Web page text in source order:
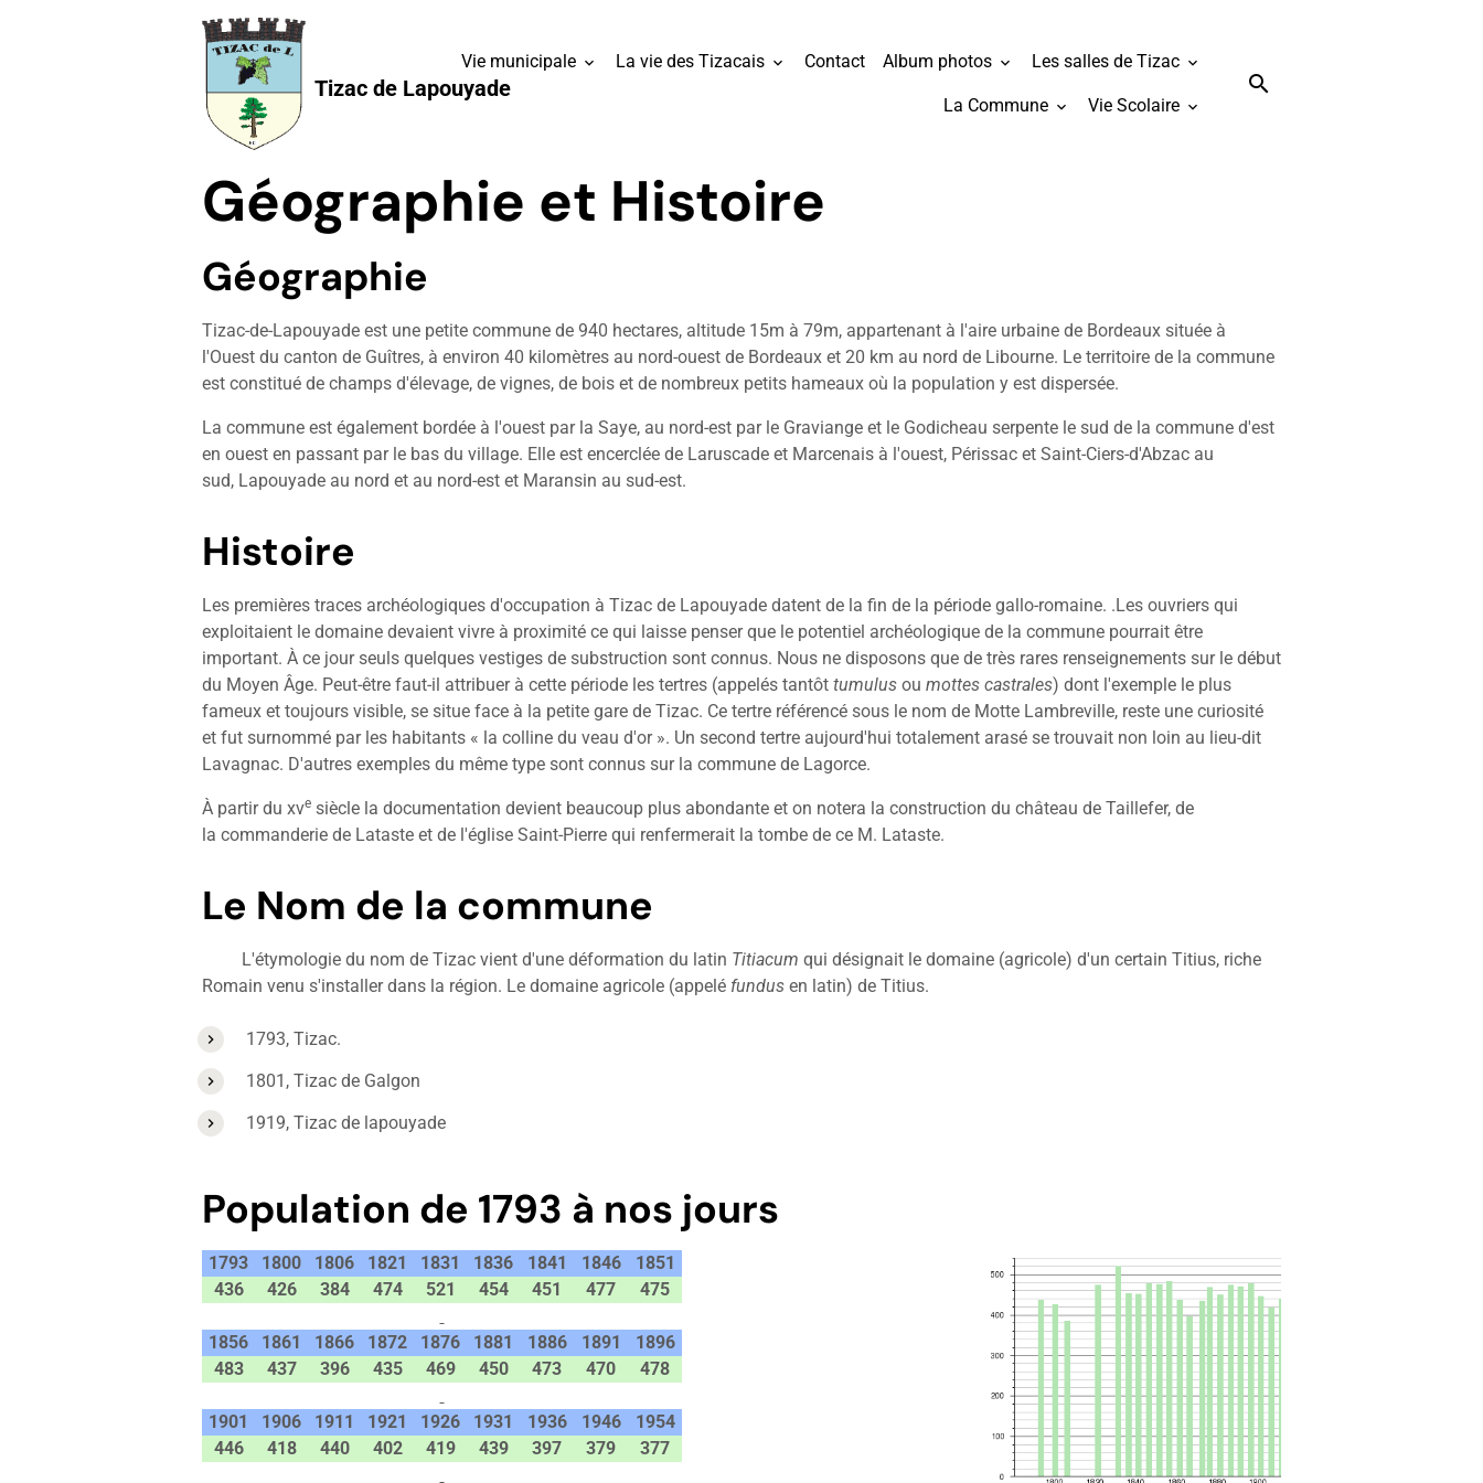
Tizac de Lapouyade
Vie municipale La vie des Tizacais Contact Album photos Les salles de Tizac
La Commune Vie Scolaire
Géographie et Histoire
Géographie
Tizac-de-Lapouyade est une petite commune de 940 hectares, altitude 15m à 79m, appartenant à l'aire urbaine de Bordeaux située à
l'Ouest du canton de Guîtres, à environ 40 kilomètres au nord-ouest de Bordeaux et 20 km au nord de Libourne. Le territoire de la commune
est constitué de champs d'élevage, de vignes, de bois et de nombreux petits hameaux où la population y est dispersée.
La commune est également bordée à l'ouest par la Saye, au nord-est par le Graviange et le Godicheau serpente le sud de la commune d'est
en ouest en passant par le bas du village. Elle est encerclée de Laruscade et Marcenais à l'ouest, Périssac et Saint-Ciers-d'Abzac au
sud, Lapouyade au nord et au nord-est et Maransin au sud-est.
Histoire
Les premières traces archéologiques d'occupation à Tizac de Lapouyade datent de la fin de la période gallo-romaine. .Les ouvriers qui
exploitaient le domaine devaient vivre à proximité ce qui laisse penser que le potentiel archéologique de la commune pourrait être
important. À ce jour seuls quelques vestiges de substruction sont connus. Nous ne disposons que de très rares renseignements sur le début
du Moyen Âge. Peut-être faut-il attribuer à cette période les tertres (appelés tantôt tumulus ou mottes castrales) dont l'exemple le plus
fameux et toujours visible, se situe face à la petite gare de Tizac. Ce tertre référencé sous le nom de Motte Lambreville, reste une curiosité
et fut surnommé par les habitants « la colline du veau d'or ». Un second tertre aujourd'hui totalement arasé se trouvait non loin au lieu-dit
Lavagnac. D'autres exemples du même type sont connus sur la commune de Lagorce.
À partir du xve siècle la documentation devient beaucoup plus abondante et on notera la construction du château de Taillefer, de
la commanderie de Lataste et de l'église Saint-Pierre qui renfermerait la tombe de ce M. Lataste.
Le Nom de la commune
L'étymologie du nom de Tizac vient d'une déformation du latin Titiacum qui désignait le domaine (agricole) d'un certain Titius, riche
Romain venu s'installer dans la région. Le domaine agricole (appelé fundus en latin) de Titius.
1793, Tizac.
1801, Tizac de Galgon
1919, Tizac de lapouyade
Population de 1793 à nos jours
1793 1800 1806 1821 1831 1836 1841 1846
1851
436
426 384 474 521 454 451 477 475
1856 1861 1866 1872 1876 1881 1886 1891
1896
483
437 396 435 469 450 473 470 478
1901 1906 1911 1921 1926 1931 1936 1946
1954
446
418 440 402 419 439 397 379 377